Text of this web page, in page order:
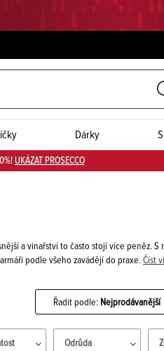
Dárky
UKÁZAT PROSECCO
a vinařství to často stojí více peněz.
podle všeho zavádějí do praxe. Číst
Řadit podle: Nejprodávanější
Odrůda